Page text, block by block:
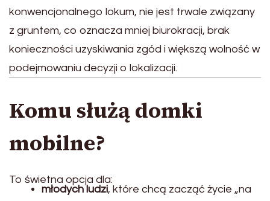
konwencjonalnego lokum, nie jest trwale związany
z gruntem, co oznacza mniej biurokracji, brak
konieczności uzyskiwania zgód i większą wolność w
podejmowaniu decyzji o lokalizacji.
Komu służą domki
mobilne?
To świetna opcja dla:
młodych ludzi, które chcą zacząć życie „na